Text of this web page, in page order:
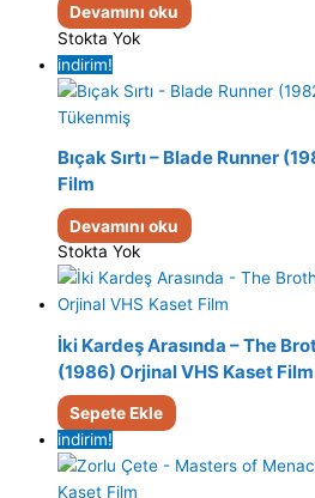
Devamını oku
Stokta Yok
indirim!
Tükenmiş
Bıçak Sırtı – Blade Runner
Film
Devamını oku
Stokta Yok
İki Kardeş Arasında – The
(1986) Orjinal VHS Kaset Film
Sepete Ekle
indirim!